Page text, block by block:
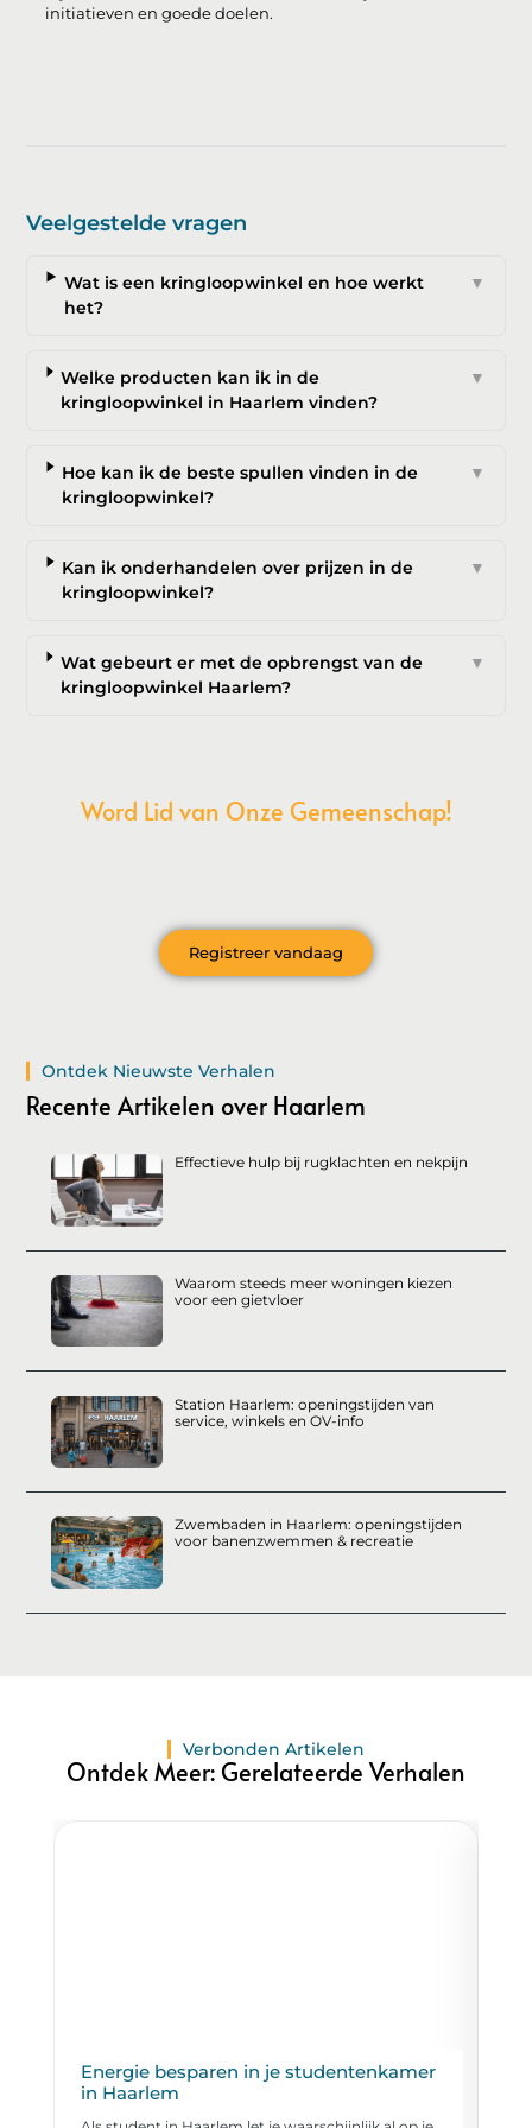
initiatieven en goede doelen.
Veelgestelde vragen
Wat is een kringloopwinkel en hoe werkt
het?
▼
Welke producten kan ik in de
kringloopwinkel in Haarlem vinden?
▼
Hoe kan ik de beste spullen vinden in de
kringloopwinkel?
▼
Kan ik onderhandelen over prijzen in de
kringloopwinkel?
▼
Wat gebeurt er met de opbrengst van de
kringloopwinkel Haarlem?
▼
Word Lid van Onze Gemeenschap!
Registreer vandaag
Ontdek Nieuwste Verhalen
Recente Artikelen over Haarlem
Effectieve hulp bij rugklachten en nekpijn
Waarom steeds meer woningen kiezen
voor een gietvloer
Station Haarlem: openingstijden van
service, winkels en OV-info
Zwembaden in Haarlem: openingstijden
voor banenzwemmen & recreatie
Verbonden Artikelen
Ontdek Meer: Gerelateerde Verhalen
Energie besparen in je studentenkamer
in Haarlem